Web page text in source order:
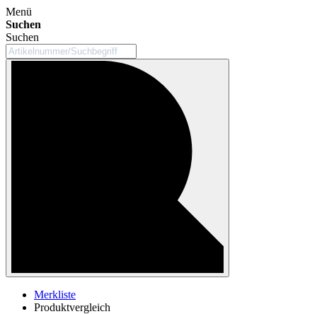
Menü
Suchen
Suchen
Merkliste
Produktvergleich